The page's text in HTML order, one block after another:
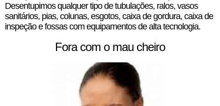
Desentupimos qualquer tipo de tubulações, ralos, vasos
sanitários, pias, colunas, esgotos, caixa de gordura, caixa de
inspeção e fossas com equipamentos de alta tecnologia.
Fora com o mau cheiro